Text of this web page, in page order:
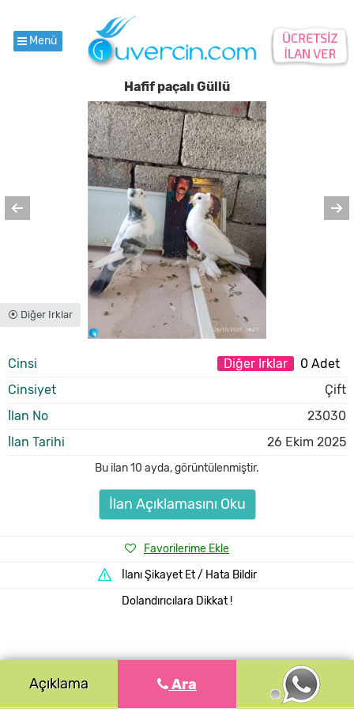
Menü
Hafif paçalı Güllü
⦿ Diğer Irklar
Cinsi Diğer Irklar
0 Adet
Cinsiyet
Çift
İlan No
23030
İlan Tarihi
26 Ekim 2025
Bu ilan10 ayda,görüntülenmiştir.
İlan Açıklamasını Oku
Favorilerime Ekle
İlanı Şikayet Et / Hata Bildir
Dolandırıcılara Dikkat !
Açıklama Ara